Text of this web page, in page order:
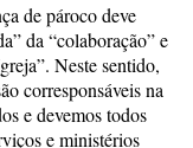
de pároco deve
da “colaboração” e
Neste sentido,
corresponsáveis na
e devemos todos
e ministérios